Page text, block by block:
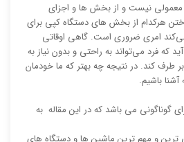
نیست و از بخش ها و اجزای
هرکدام از بخش های دستگاه کپی برای
می‌کند امری ضروری است. گاهی اوقاتی
که فرد می‌تواند به راحتی و بدون نیاز به
طرف کند. در نتیجه چه بهتر که ما خودمان
باشیم.
گوناگونی می باشد که در این مقاله به
ترین و مهم ترین ماشین ها و دستگاه های